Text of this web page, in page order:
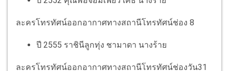
ละครโทรทัศน์ออกอากาศทางสถานีโทรทัศน์ช่อง 8
ปี 2555 ราชินีลูกทุ่ง ชามาดา นางร้าย
ละครโทรทัศน์ออกอากาศทางสถานีโทรทัศน์ช่องวัน31